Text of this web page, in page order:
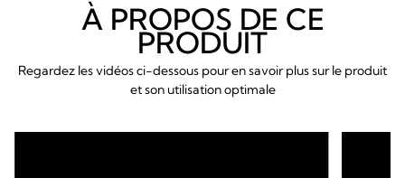
À PROPOS DE CE
PRODUIT
Regardez les vidéos ci-dessous pour en savoir plus sur le produit
et son utilisation optimale